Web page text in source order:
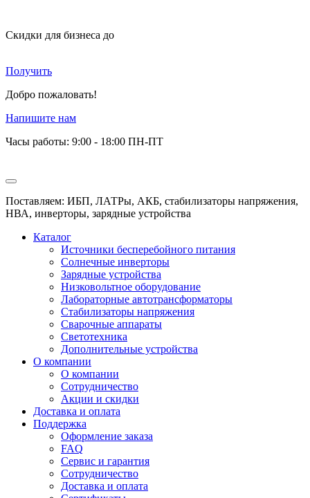
Скидки для бизнеса до
Получить
Добро пожаловать!
Напишите нам
Часы работы: 9:00 - 18:00 ПН-ПТ
Поставляем: ИБП, ЛАТРы, АКБ, стабилизаторы напряжения,
НВА, инверторы, зарядные устройства
Каталог
Источники бесперебойного питания
Солнечные инверторы
Зарядные устройства
Низковольтное оборудование
Лабораторные автотрансформаторы
Стабилизаторы напряжения
Сварочные аппараты
Светотехника
Дополнительные устройства
О компании
О компании
Сотрудничество
Акции и скидки
Доставка и оплата
Поддержка
Оформление заказа
FAQ
Сервис и гарантия
Сотрудничество
Доставка и оплата